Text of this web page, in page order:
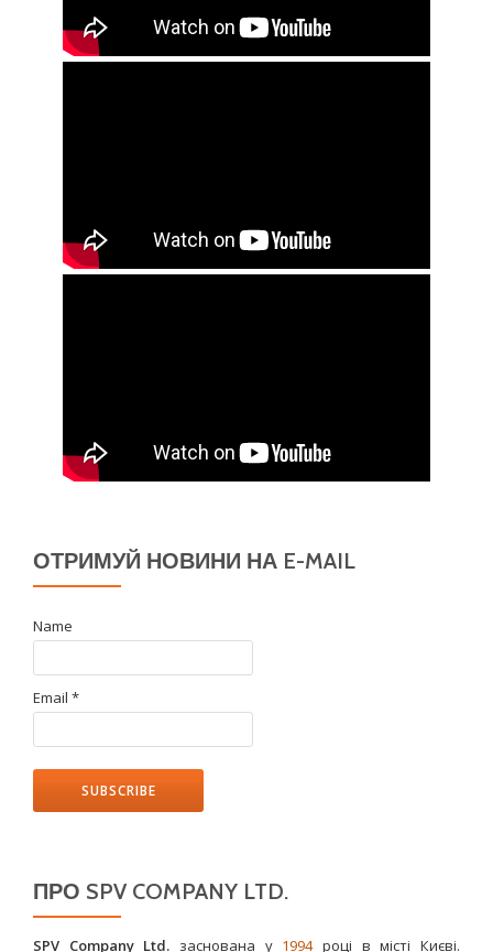
ОТРИМУЙ НОВИНИ НА E-MAIL
Name
Email *
ПРО SPV COMPANY LTD.
SPV Company Ltd. заснована у 1994році в місті Києві.